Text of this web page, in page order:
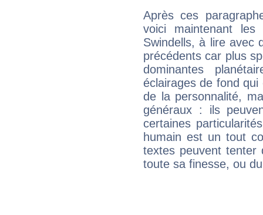
Après ces
voici maintenant
Swindells, à lire avec
précédents car plus
dominantes
éclairages de fond
de la personnalité,
généraux : ils
certaines
humain est un tout
textes peuvent tenter
toute sa finesse, ou